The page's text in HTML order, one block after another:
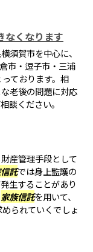
なくなります
須賀市を中心に、
市・逗子市・三浦
ております。相
老後の問題に対応
談ください。
産管理手段として
託では身上監護の
生することがあり
家族信託を用いて、
られていくでしょ